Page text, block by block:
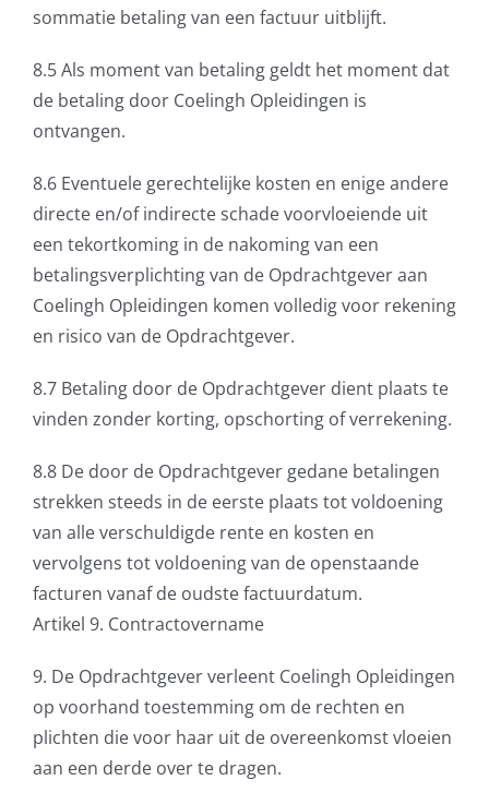
sommatie betaling van een factuur uitblijft.
8.5 Als moment van betaling geldt het moment dat
de betaling door Coelingh Opleidingen is
ontvangen.
8.6 Eventuele gerechtelijke kosten en enige andere
directe en/of indirecte schade voorvloeiende uit
een tekortkoming in de nakoming van een
betalingsverplichting van de Opdrachtgever aan
Coelingh Opleidingen komen volledig voor rekening
en risico van de Opdrachtgever.
8.7 Betaling door de Opdrachtgever dient plaats te
vinden zonder korting, opschorting of verrekening.
8.8 De door de Opdrachtgever gedane betalingen
strekken steeds in de eerste plaats tot voldoening
van alle verschuldigde rente en kosten en
vervolgens tot voldoening van de openstaande
facturen vanaf de oudste factuurdatum.
Artikel 9. Contractovername
9. De Opdrachtgever verleent Coelingh Opleidingen
op voorhand toestemming om de rechten en
plichten die voor haar uit de overeenkomst vloeien
aan een derde over te dragen.